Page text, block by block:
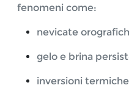
fenomeni come:
nevicate
gelo e brina
inversioni